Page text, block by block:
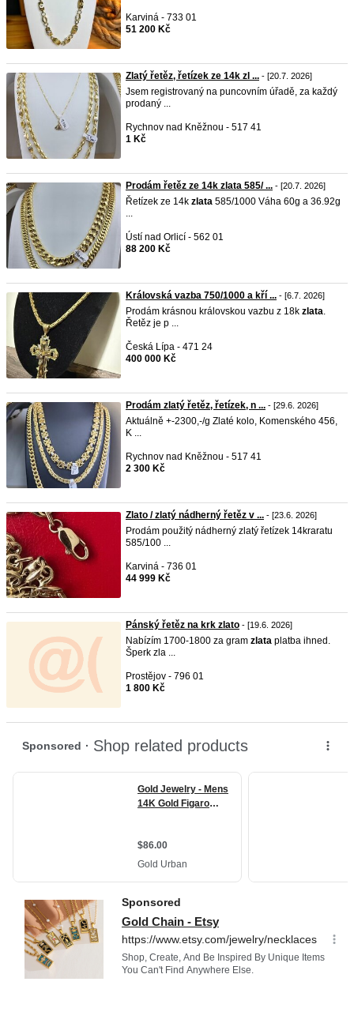
Karviná - 733 01
51 200 Kč
Zlatý řetěz, řetízek ze 14k zl ... - [20.7. 2026]
Jsem registrovaný na puncovním úřadě, za každý
prodaný ...
Rychnov nad Kněžnou - 517 41
1 Kč
Prodám řetěz ze 14k zlata 585/ ... - [20.7. 2026]
Řetízek ze 14k zlata 585/1000 Váha 60g a 36.92g
...
Ústí nad Orlicí - 562 01
88 200 Kč
Královská vazba 750/1000 a kří ... - [6.7. 2026]
Prodám krásnou královskou vazbu z 18k zlata.
Řetěz je p ...
Česká Lípa - 471 24
400 000 Kč
Prodám zlatý řetěz, řetízek, n ... - [29.6. 2026]
Aktuálně +-2300,-/g Zlaté kolo, Komenského 456,
K ...
Rychnov nad Kněžnou - 517 41
2 300 Kč
Zlato / zlatý nádherný řetěz v ... - [23.6. 2026]
Prodám použitý nádherný zlatý řetízek 14kraratu
585/100 ...
Karviná - 736 01
44 999 Kč
Pánský řetěz na krk zlato - [19.6. 2026]
Nabízím 1700-1800 za gram zlata platba ihned.
Šperk zla ...
Prostějov - 796 01
1 800 Kč